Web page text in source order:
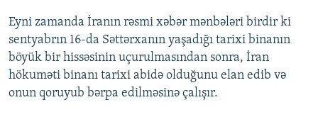
Eyni zamanda İranın rəsmi xəbər mənbələri birdir ki
sentyabrın 16-da Səttərxanın yaşadığı tarixi binanın
böyük bir hissəsinin uçurulmasından sonra, İran
hökuməti binanı tarixi abidə olduğunu elan edib və
onun qoruyub bərpa edilməsinə çalışır.